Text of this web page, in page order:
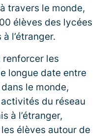
travers le monde,
élèves des lycées
l’étranger.
les
longue date entre
dans le monde,
du réseau
à l’étranger,
élèves autour de